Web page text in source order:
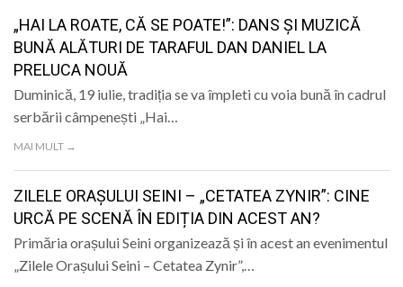
„HAI LA ROATE, CĂ SE POATE!”: DANS ȘI MUZICĂ
BUNĂ ALĂTURI DE TARAFUL DAN DANIEL LA
PRELUCA NOUĂ
Duminică, 19 iulie, tradiția se va împleti cu voia bună în cadrul
serbării câmpenești „Hai…
MAI MULT →
ZILELE ORAȘULUI SEINI – „CETATEA ZYNIR”: CINE
URCĂ PE SCENĂ ÎN EDIȚIA DIN ACEST AN?
Primăria orașului Seini organizează și în acest an evenimentul
„Zilele Orașului Seini – Cetatea Zynir”,…